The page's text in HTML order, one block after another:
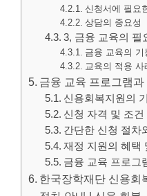
신청서에 필요
상담의 중요성
3, 금융 교육의 필
금융 교육의 기
교육의 적용 사
금융 교육 프로그램과
신용회복지원의
신청 자격 및 조건
간단한 신청 절차
재정 지원의 혜택
금융 교육 프로그
한국장학재단 신용회